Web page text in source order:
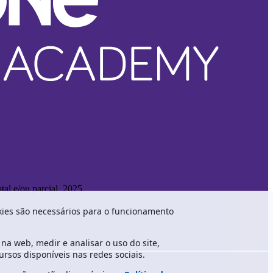
e/ou parcial. 2025.
são necessários para o funcionamento
web, medir e analisar o uso do site,
disponíveis nas redes sociais.